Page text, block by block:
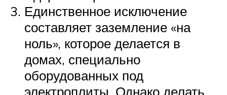
Единственное исключение
составляет заземление «на
ноль», которое делается в
домах, специально
оборудованных под
электроплиты. Однако делать